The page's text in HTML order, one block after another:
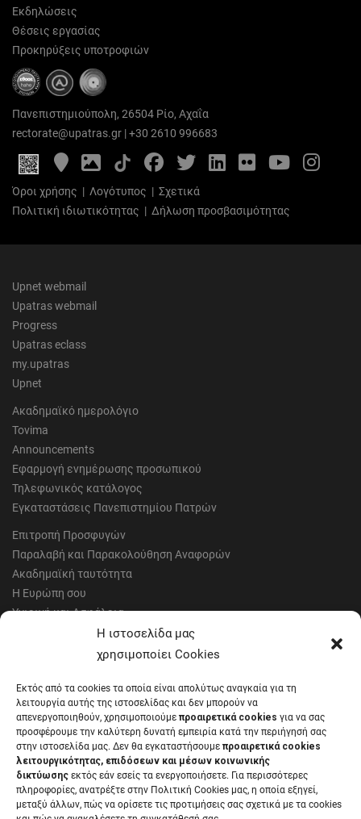
Η ιστοσελίδα μας
χρησιμοποίει Cookies
Εκτός από τα cookies τα οποία είναι απολύτως αναγκαία για τη
λειτουργία αυτής της ιστοσελίδας και δεν μπορούν να
απενεργοποιηθούν, χρησιμοποιούμε προαιρετικά cookies για να σας
προσφέρουμε την καλύτερη δυνατή εμπειρία κατά την περιήγησή σας
στην ιστοσελίδα μας. Δεν θα εγκαταστήσουμε προαιρετικά cookies
λειτουργικότητας, επιδόσεων και μέσων κοινωνικής
δικτύωσης εκτός εάν εσείς τα ενεργοποιήσετε. Για περισσότερες
πληροφορίες, ανατρέξτε στην Πολιτική Cookies μας, η οποία εξηγεί,
μεταξύ άλλων, πώς να ορίσετε τις προτιμήσεις σας σχετικά με τα cookies
Εκδηλώσεις
Θέσεις εργασίας
Προκηρύξεις υποτροφιών
Πανεπιστημιούπολη, 26504 Ρίο, Αχαΐα
rectorate@upatras.gr |+30 2610 996683
Google
Maps
Photo
Gallery
FacebookTwitterLinkedIn
FlickrYouTube
Όροι χρήσης | Λογότυπος | Σχετικά
Πολιτική ιδιωτικότητας | Δήλωση προσβασιμότητας
Upnet webmail
Upatras webmail
Progress
Upatras eclass
my.upatras
Upnet
Ακαδημαϊκό ημερολόγιο
Tovima
Announcements
Εφαρμογή ενημέρωσης προσωπικού
Τηλεφωνικός κατάλογος
Εγκαταστάσεις Πανεπιστημίου Πατρών
Επιτροπή Προσφυγών
Παραλαβή και Παρακολούθηση Αναφορών
Ακαδημαϊκή ταυτότητα
Η Ευρώπη σου
Υγιεινή και Ασφάλεια
Έντυπα Οικονομικής Υπηρεσίας
Έντυπα Διοικητικών Υπηρεσιών
Μητρώα αξιολογητών
Δημόσια Διαβούλευση
Συνεδριάσεις Συγκλήτου
Συνεδριάσεις Συμβουλίου Διοίκησης
EUNICoast European University